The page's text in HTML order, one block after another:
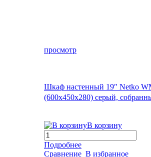
просмотр
Шкаф настенный 19″ Netko
(600x450x280) серый,
В корзину
Подробнее
Сравнение В избранное